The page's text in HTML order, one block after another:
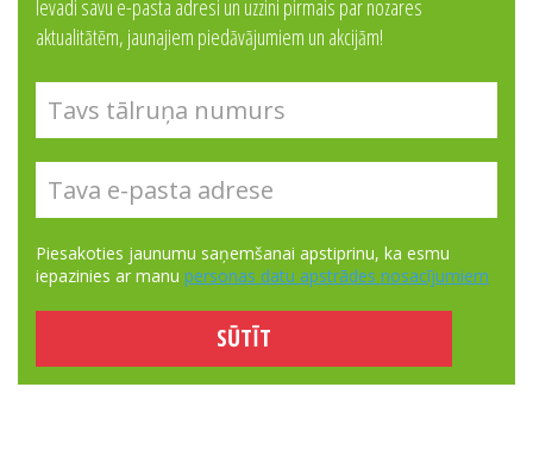
Ievadi savu e-pasta adresi un uzzini pirmais par nozares
aktualitātēm, jaunajiem piedāvājumiem un akcijām!
Piesakoties jaunumu saņemšanai apstiprinu, ka esmu
iepazinies ar manu personas datu apstrādes nosacījumiem